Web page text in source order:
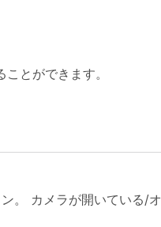
とができます。
。 カメラが開いている/オ